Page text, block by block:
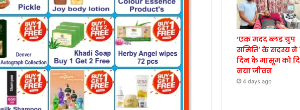
‘एक मदद ब्लड ग्रुप
समिति’ के सदस्य ने
दिन के मासूम को
नया जीवन
4 days ago